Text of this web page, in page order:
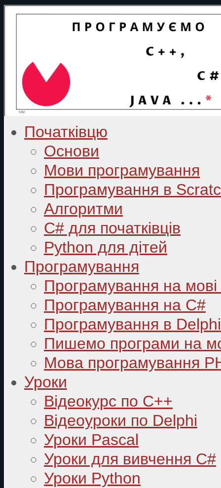
Початківцю
Основи
Мови програмування
Програмування в
Алгоритми
C# для початківців
Python для дітей
Програмування
Програмування на
Програмування на C#
Програмування в Delphi
Пишемо програми на
Мова програмування
Уроки
Відеокурс по С++
Відеоуроки по Delphi
Уроки Pascal
Уроки для вивчення C#
Уроки Python